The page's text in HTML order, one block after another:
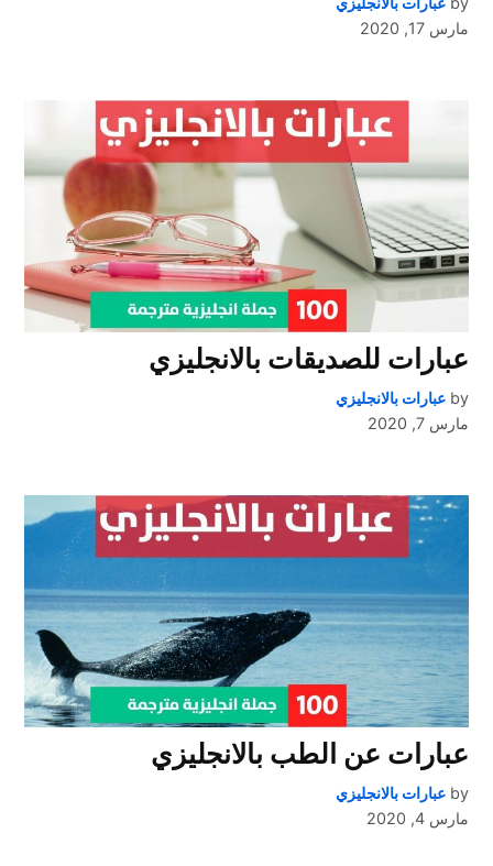
مارس 17, 2020
عبارات للصديقات بالانجليزي
by عبارات بالانجليزي
مارس 7, 2020
عبارات عن الطب بالانجليزي
by عبارات بالانجليزي
مارس 4, 2020